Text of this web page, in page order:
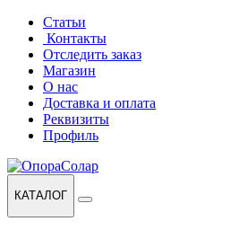
Перейти
навигации
Перейти
содержанию
Статьи
Контакты
Отследить заказ
Магазин
О нас
Доставка и оплата
Реквизиты
Профиль
КАТАЛОГ